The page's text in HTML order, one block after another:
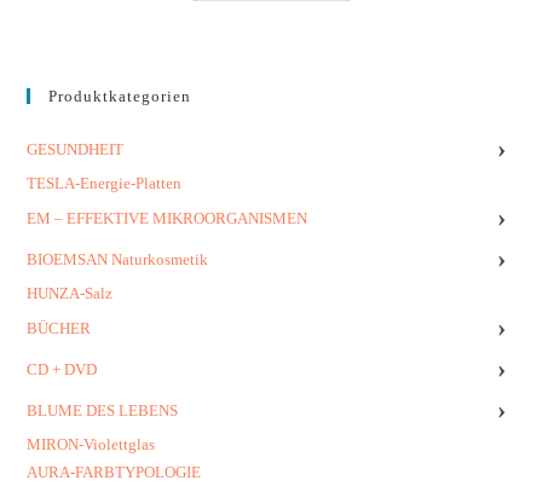
Produktkategorien
GESUNDHEIT ›
TESLA-Energie-Platten
EM – EFFEKTIVE MIKROORGANISMEN
›
BIOEMSAN Naturkosmetik ›
HUNZA-Salz
BÜCHER
›
CD + DVD ›
BLUME DES LEBENS ›
MIRON-Violettglas
AURA-FARBTYPOLOGIE